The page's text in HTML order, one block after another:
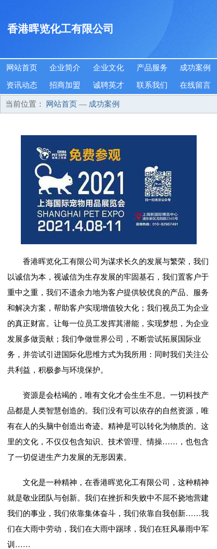
香港晖览化工有限公司
网站首页 企业简介 企业文化 产品服务 成功案例
资讯动态 招商加盟 诚聘英才 联系我们 在线留言
当前位置： 网站首页 — 成功案例
香港晖览化工有限公司为谋求长久的发展与繁荣，我们
以诚信为本，视诚信为生存发展的牢固基石，我们置客户于
重中之重，我们不遗余力地为客户提供较优良的产品、服务
和解决方案，帮助客户实现增值较大化；我们视员工为企业
的真正财富。让每一位员工发挥其潜能，实现梦想，为企业
发展多做贡献；我们争做世界公司，不断尝试拓展国际业
务，并尝试引进国际化思维方式为我所用：同时我们关注公
共利益，积极参与环境保护。
资源是会枯竭的，唯有文化才会生生不息。一切科技产
品都是人类智慧创造的。我们没有可以依存的自然资源，唯
有在人的头脑中创造出奇迹。精神是可以转化为物质的。这
里的文化，不仅仅包含知识、技术管理、情操……，也包含
了一切促进生产力发展的无形因素。
文化是一种精神，在香港晖览化工有限公司，这种精神
就是敬业团队与创新。我们在挫折和失败中不屈不挠地营建
我们的事业，我们依靠集体奋斗，我们依靠自我创新……我
们在大雨中劳动，我们在大雨中踢球，我们在狂风暴雨中军
训……